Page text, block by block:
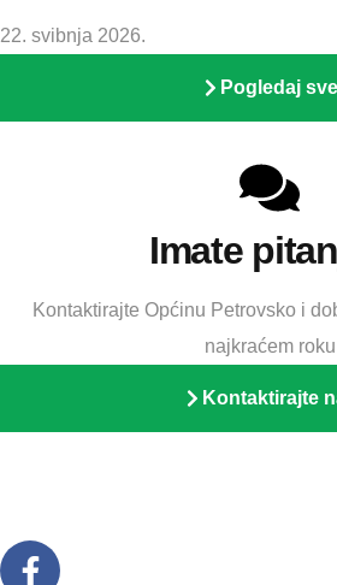
22. svibnja 2026.
Pogledaj sve
Imate
Kontaktirajte Općinu Petrovsko i
najkraćem roku
Kontaktirajte